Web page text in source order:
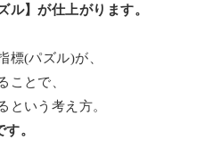
ル】が仕上がります。
標(パズル)が、
ことで、
という考え方。
。